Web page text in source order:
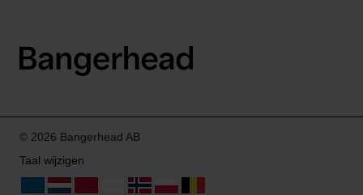
LinkedIn
© 2026 Bangerhead AB
Taal wijzigen